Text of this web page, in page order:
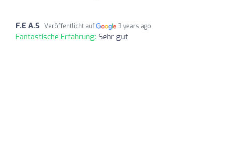
F.E A.S Veröffentlicht auf 3 years ago
Fantastische Erfahrung: Sehr gut